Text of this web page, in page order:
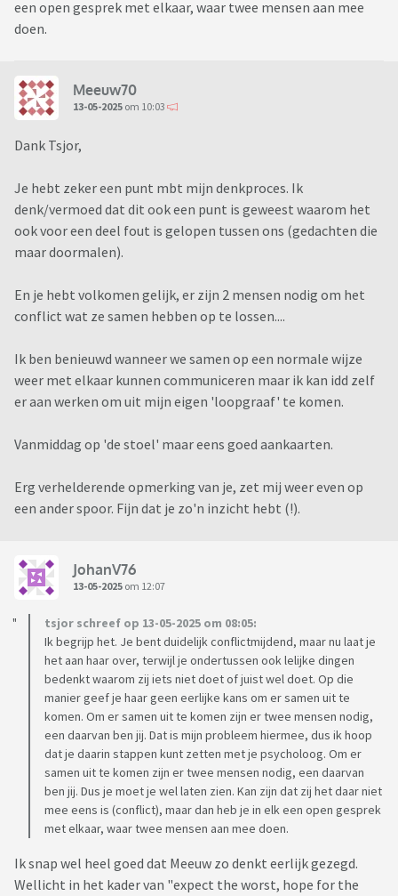
een open gesprek met elkaar, waar twee mensen aan mee
doen.
Meeuw70
13-05-2025 om 10:03
Dank Tsjor,
Je hebt zeker een punt mbt mijn denkproces. Ik
denk/vermoed dat dit ook een punt is geweest waarom het
ook voor een deel fout is gelopen tussen ons (gedachten die
maar doormalen).
En je hebt volkomen gelijk, er zijn 2 mensen nodig om het
conflict wat ze samen hebben op te lossen....
Ik ben benieuwd wanneer we samen op een normale wijze
weer met elkaar kunnen communiceren maar ik kan idd zelf
er aan werken om uit mijn eigen 'loopgraaf' te komen.
Vanmiddag op 'de stoel' maar eens goed aankaarten.
Erg verhelderende opmerking van je, zet mij weer even op
een ander spoor. Fijn dat je zo'n inzicht hebt (!).
JohanV76
13-05-2025 om 12:07
tsjor schreef op 13-05-2025 om 08:05:
Ik begrijp het. Je bent duidelijk conflictmijdend, maar nu laat je
het aan haar over, terwijl je ondertussen ook lelijke dingen
bedenkt waarom zij iets niet doet of juist wel doet. Op die
manier geef je haar geen eerlijke kans om er samen uit te
komen. Om er samen uit te komen zijn er twee mensen nodig,
een daarvan ben jij. Dat is mijn probleem hiermee, dus ik hoop
dat je daarin stappen kunt zetten met je psycholoog. Om er
samen uit te komen zijn er twee mensen nodig, een daarvan
ben jij. Dus je moet je wel laten zien. Kan zijn dat zij het daar niet
mee eens is (conflict), maar dan heb je in elk een open gesprek
met elkaar, waar twee mensen aan mee doen.
Ik snap wel heel goed dat Meeuw zo denkt eerlijk gezegd.
Wellicht in het kader van "expect the worst, hope for the